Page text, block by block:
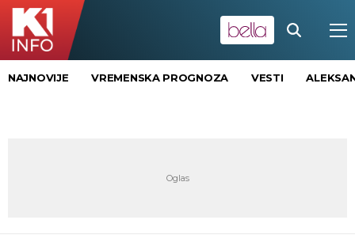
NAJNOVIJE VREMENSKA PROGNOZA VESTI